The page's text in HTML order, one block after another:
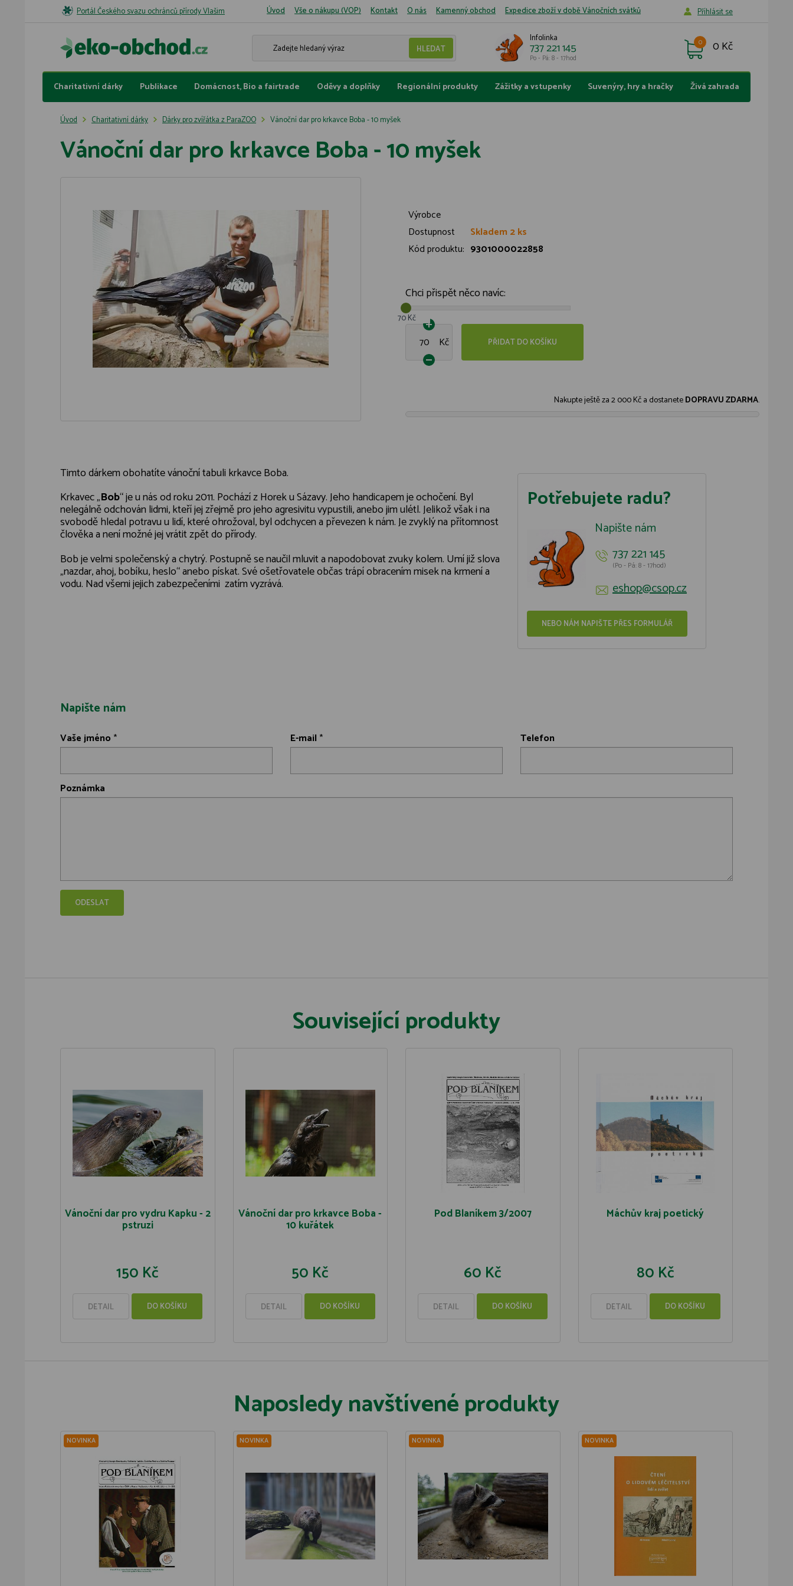
Portál Českého svazu ochránců přírody Vlašim Úvod Vše o nákupu (VOP) Kontakt O nás Kamenný obchod Expedice zboží v době Vánočních svátků Příhlásit se
Infolinka
737 221 145
Po - Pá: 8 - 17hod
0 Kč
0
Charitativní dárky Publikace Domácnost, Bio a fairtrade Oděvy a doplňky Regionální produkty Zážitky a vstupenky Suvenýry, hry a hračky Živá zahrada
Úvod Charitativní dárky Dárky pro zvířátka z ParaZOO Vánoční dar pro krkavce Boba - 10 myšek
Vánoční dar pro krkavce Boba - 10 myšek
Výrobce
Dostupnost
Skladem 2 ks
Kód produktu: 9301000022858
Chci přispět něco navíc:
70 Kč
Kč PŘIDAT DO KOŠÍKU
Nakupte ještě za2 000 Kča dostaneteDOPRAVU ZDARMA.
Timto dárkem obohatíte vánoční tabuli krkavce Boba.
Krkavec „Bob“ je u nás od roku 2011. Pochází z Horek u Sázavy. Jeho handicapem je ochočení. Byl
nelegálně odchován lidmi, kteří jej zřejmě pro jeho agresivitu vypustili, anebo jim ulétl. Jelikož však i na
svobodě hledal potravu u lidí, které ohrožoval, byl odchycen a převezen k nám. Je zvyklý na přítomnost
člověka a není možné jej vrátit zpět do přírody.
Bob je velmi společenský a chytrý. Postupně se naučil mluvit a napodobovat zvuky kolem. Umí již slova
„nazdar, ahoj, bobíku, heslo“ anebo pískat. Své ošetřovatele občas trápí obracením misek na krmení a
vodu. Nad všemi jejich zabezpečeními zatím vyzrává.
Potřebujete radu?
Napište nám
737 221 145
(Po - Pá: 8 - 17hod)
eshop@csop.cz
NEBO NÁM NAPIŠTE PŘES FORMULÁŘ
Napište nám
Vaše jméno * E-mail * Telefon
Poznámka
Související produkty
Vánoční dar pro vydru Kapku - 2
pstruzi
150 Kč
DETAIL DO KOŠÍKU
Vánoční dar pro krkavce Boba -
10 kuřátek
50 Kč
DETAIL DO KOŠÍKU
Pod Blaníkem 3/2007
60 Kč
DETAIL DO KOŠÍKU
Máchův kraj poetický
80 Kč
DETAIL DO KOŠÍKU
Naposledy navštívené produkty
NOVINKA NOVINKA NOVINKA NOVINKA